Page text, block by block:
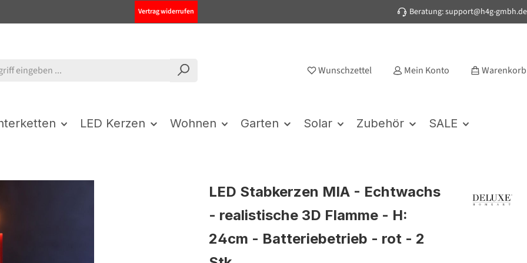
Vertrag widerrufen Beratung: support@h4g-gmbh.de
Wunschzettel Mein Konto Warenkorb
LED Kerzen Wohnen Garten Solar Zubehör SALE
LED Stabkerzen MIA - Echtwachs
- realistische 3D Flamme - H:
24cm - Batteriebetrieb - rot - 2